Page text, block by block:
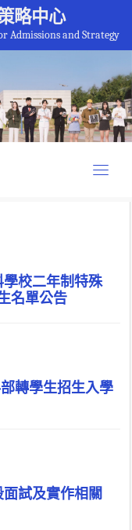
略中心
Admissions and Strategy
校二年制特殊
名單公告
轉學生招生入學
試及實作相關